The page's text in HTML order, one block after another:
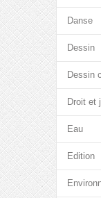
Danse
Dessin
Dessin
Droit et
Eau
Edition